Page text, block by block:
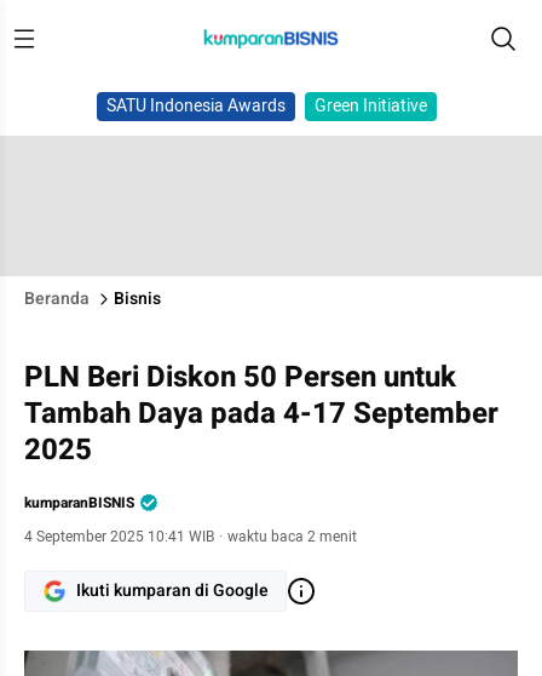
SATU Indonesia Awards Green Initiative
Beranda Bisnis
PLN Beri Diskon 50 Persen untuk
Tambah Daya pada 4-17 September
2025
kumparanBISNIS
4 September 2025 10:41 WIB · waktu baca 2 menit
Ikuti kumparan di Google